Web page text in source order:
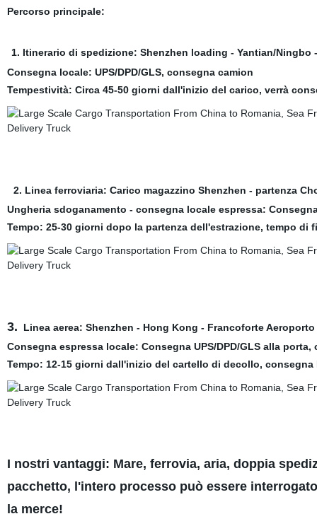
Percorso principale:
1. Itinerario di spedizione: Shenzhen loading - Yantian/
Consegna locale: UPS/DPD/GLS, consegna camion
Tempestività: Circa 45-50 giorni dall'inizio del carico, verrà
2. Linea ferroviaria: Carico magazzino Shenzhen - partenza
Ungheria sdoganamento - consegna locale espressa:
Tempo: 25-30 giorni dopo la partenza dell'estrazione, tempo di
3.
Linea aerea: Shenzhen - Hong Kong - Francoforte
Consegna espressa locale: Consegna UPS/DPD/GLS alla
Tempo: 12-15 giorni dall'inizio del cartello di decollo,
I nostri vantaggi: Mare, ferrovia, aria, doppia
pacchetto, l'intero processo può essere
la merce!